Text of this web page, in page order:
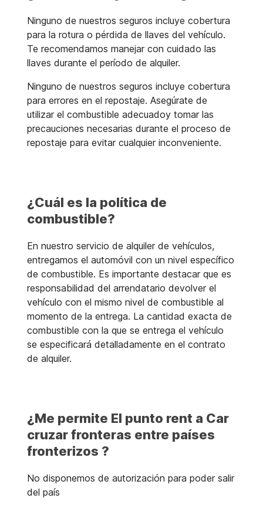
Ninguno de nuestros seguros incluye cobertura
para la rotura o pérdida de llaves del vehículo.
Te recomendamos manejar con cuidado las
llaves durante el período de alquiler.
Ninguno de nuestros seguros incluye cobertura
para errores en el repostaje. Asegúrate de
utilizar el combustible adecuadoy tomar las
precauciones necesarias durante el proceso de
repostaje para evitar cualquier inconveniente.
¿Cuál es la política de
combustible?
En nuestro servicio de alquiler de vehículos,
entregamos el automóvil con un nivel específico
de combustible. Es importante destacar que es
responsabilidad del arrendatario devolver el
vehículo con el mismo nivel de combustible al
momento de la entrega. La cantidad exacta de
combustible con la que se entrega el vehículo
se especificará detalladamente en el contrato
de alquiler.
¿Me permite El punto rent a Car
cruzar fronteras entre países
fronterizos ?
No disponemos de autorización para poder salir
del país